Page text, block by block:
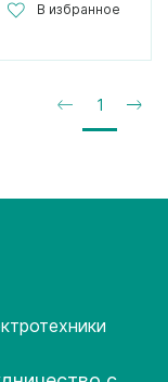
В избранное
1